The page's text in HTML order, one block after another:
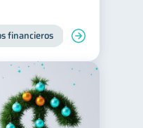
4
2
financieros Manejo de